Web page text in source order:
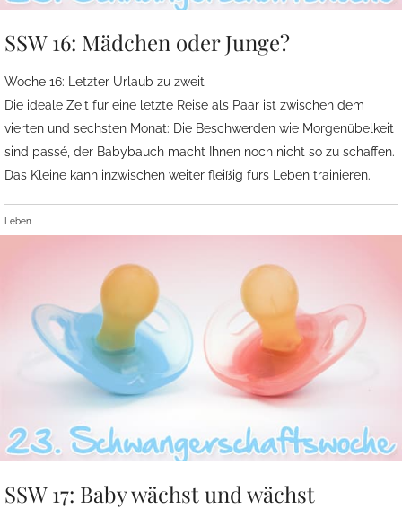
SSW 16: Mädchen oder Junge?
Woche 16: Letzter Urlaub zu zweit
Die ideale Zeit für eine letzte Reise als Paar ist zwischen dem
vierten und sechsten Monat: Die Beschwerden wie Morgenübelkeit
sind passé, der Babybauch macht Ihnen noch nicht so zu schaffen.
Das Kleine kann inzwischen weiter fleißig fürs Leben trainieren.
Leben
SSW 17: Baby wächst und wächst